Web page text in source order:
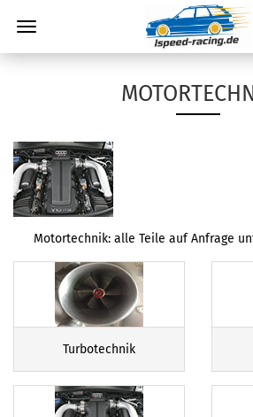
Motortechnik: alle Teile auf Anfrage
Turbotechnik